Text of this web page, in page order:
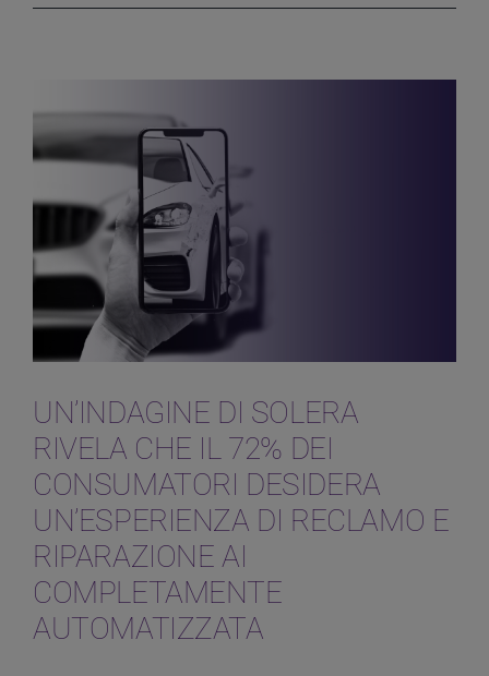
CONSUMATORI
DI
UN’INDAGINE DI SOLERA
RIVELA CHE IL 72% DEI
CONSUMATORI DESIDERA
UN’ESPERIENZA DI RECLAMO E
RIPARAZIONE AI
COMPLETAMENTE
AUTOMATIZZATA